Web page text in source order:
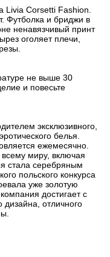
Livia Corsetti Fashion.
Футболка и бриджи в
ненавязчивый принт
оголяет плечи,
не выше 30
и повесьте
эксклюзивного,
белья.
ежемесячно.
миру, включая
стала серебряным
польского конкурса
уже золотую
достигает с
дизайна, отличного